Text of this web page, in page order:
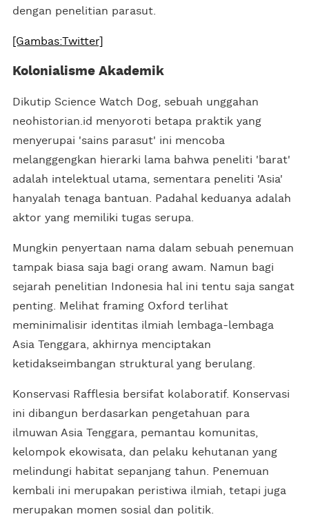
dengan penelitian parasut.
[Gambas:Twitter]
Kolonialisme Akademik
Dikutip Science Watch Dog, sebuah unggahan
neohistorian.id menyoroti betapa praktik yang
menyerupai 'sains parasut' ini mencoba
melanggengkan hierarki lama bahwa peneliti 'barat'
adalah intelektual utama, sementara peneliti 'Asia'
hanyalah tenaga bantuan. Padahal keduanya adalah
aktor yang memiliki tugas serupa.
Mungkin penyertaan nama dalam sebuah penemuan
tampak biasa saja bagi orang awam. Namun bagi
sejarah penelitian Indonesia hal ini tentu saja sangat
penting. Melihat framing Oxford terlihat
meminimalisir identitas ilmiah lembaga-lembaga
Asia Tenggara, akhirnya menciptakan
ketidakseimbangan struktural yang berulang.
Konservasi Rafflesia bersifat kolaboratif. Konservasi
ini dibangun berdasarkan pengetahuan para
ilmuwan Asia Tenggara, pemantau komunitas,
kelompok ekowisata, dan pelaku kehutanan yang
melindungi habitat sepanjang tahun. Penemuan
kembali ini merupakan peristiwa ilmiah, tetapi juga
merupakan momen sosial dan politik.